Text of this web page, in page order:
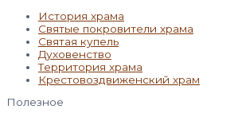
История храма
Святые покровители храма
Святая купель
Духовенство
Территория храма
Крестовоздвиженский храм
Полезное